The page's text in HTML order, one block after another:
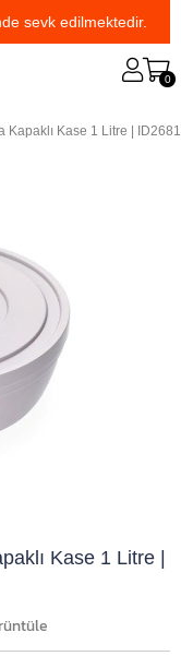
sevk edilmektedir.
0
Kapaklı Kase 1 Litre | ID2681
Kase 1 Litre |